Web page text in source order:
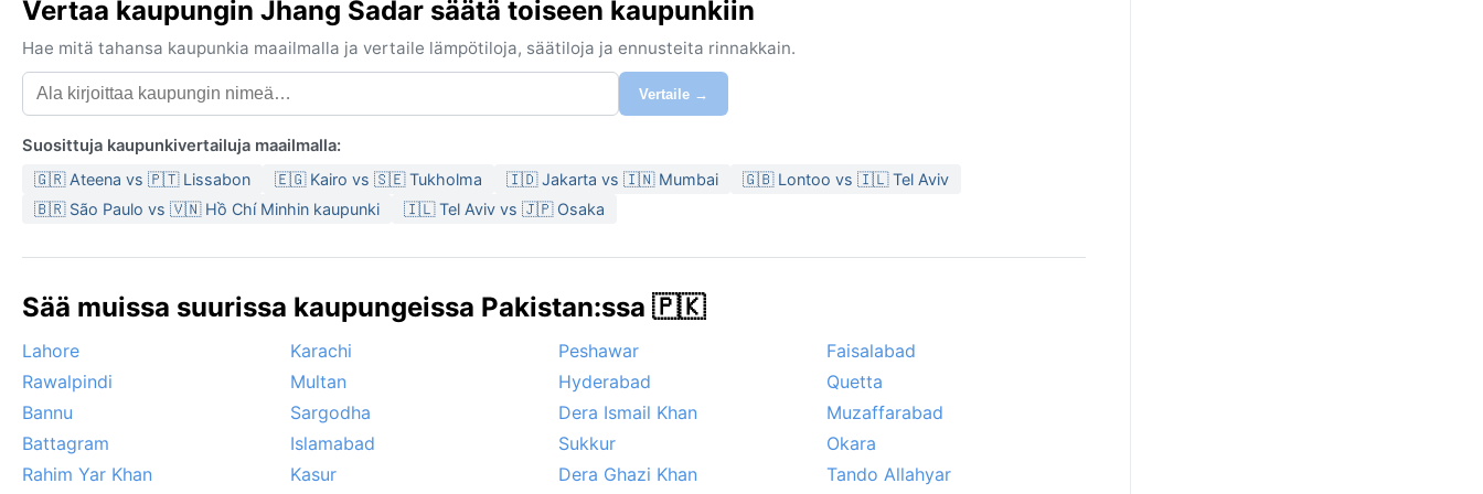
Vertaa kaupungin Jhang Sadar säätä toiseen kaupunkiin
Hae mitä tahansa kaupunkia maailmalla ja vertaile lämpötiloja, säätiloja ja ennusteita rinnakkain.
Vertaile →
Suosittuja kaupunkivertailuja maailmalla:
🇬🇷 Ateena vs 🇵🇹 Lissabon 🇪🇬 Kairo vs 🇸🇪 Tukholma 🇮🇩 Jakarta vs 🇮🇳 Mumbai
🇬🇧 Lontoo vs 🇮🇱 Tel Aviv
🇧🇷 São Paulo vs 🇻🇳 Hồ Chí Minhin kaupunki
🇮🇱 Tel Aviv vs 🇯🇵 Osaka
Sää muissa suurissa kaupungeissa Pakistan:ssa 🇵🇰
Lahore Karachi Peshawar
Faisalabad
Rawalpindi
Multan Hyderabad
Quetta
Bannu
Sargodha Dera Ismail Khan
Muzaffarabad
Battagram
Islamabad Sukkur
Okara
Rahim Yar Khan
Kasur Dera Ghazi Khan Tando Allahyar